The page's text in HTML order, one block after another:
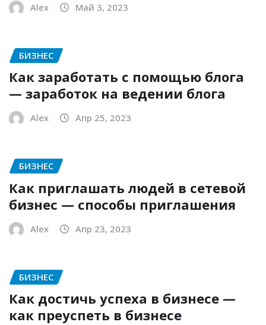
Alex Май 3, 2023
БИЗНЕС
Как заработать с помощью блога
— заработок на ведении блога
Alex Апр 25, 2023
БИЗНЕС
Как приглашать людей в сетевой
бизнес — способы приглашения
Alex Апр 23, 2023
БИЗНЕС
Как достичь успеха в бизнесе —
как преуспеть в бизнесе